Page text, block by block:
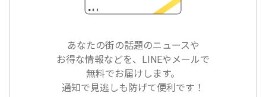
あなたの街の話題のニュースや
お得な情報などを、LINEやメールで
無料でお届けします。
通知で見逃しも防げて便利です！